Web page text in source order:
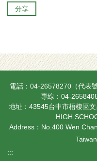
分享
電話：04-26578270（代表
專線：04-
地址：43545台中市梧棲區
HIGH
Address：No.400 Wen
Taiwan
:::